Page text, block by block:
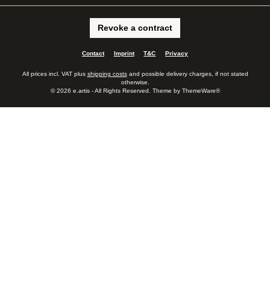
Revoke a contract
Contact Imprint T&C Privacy
All prices incl. VAT plus shipping costsand possible delivery charges, if not stated
otherwise.
© 2026 e.artis - All Rights Reserved. Theme by ThemeWare®